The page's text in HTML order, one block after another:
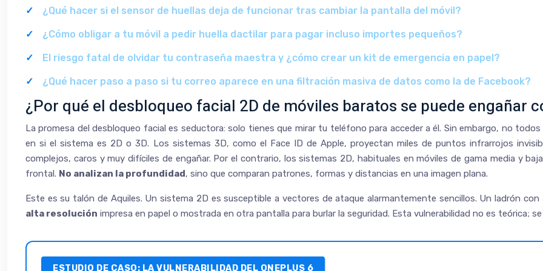
¿Qué hacer si el sensor de huellas deja de funcionar tras cambiar la pantalla del móvil?
¿Cómo obligar a tu móvil a pedir huella dactilar para pagar incluso importes pequeños?
El riesgo fatal de olvidar tu contraseña maestra y ¿cómo crear un kit de emergencia en papel?
¿Qué hacer paso a paso si tu correo aparece en una filtración masiva de datos como la de Facebook?
¿Por qué el desbloqueo facial 2D de móviles baratos se puede engañar
La promesa del desbloqueo facial es seductora: solo tienes que mirar tu teléfono para acceder a él. Sin embargo, no
en si el sistema es 2D o 3D. Los sistemas 3D, como el Face ID de Apple, proyectan miles de puntos infrarrojos
complejos, caros y muy difíciles de engañar. Por el contrario, los sistemas 2D, habituales en móviles de gama media y
frontal. No analizan la profundidad , sino que comparan patrones, formas y distancias en una imagen plana.
Este es su talón de Aquiles. Un sistema 2D es susceptible a vectores de ataque alarmantemente sencillos. Un ladrón
alta resolución impresa en papel o mostrada en otra pantalla para burlar la seguridad. Esta vulnerabilidad no es teórica;
ESTUDIO DE CASO: LA VULNERABILIDAD DEL ONEPLUS 6